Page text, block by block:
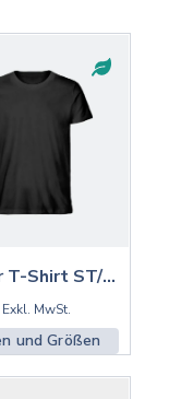
Rocker T-Shirt ST/ST | STTU758
Exkl. MwSt.
und Größen